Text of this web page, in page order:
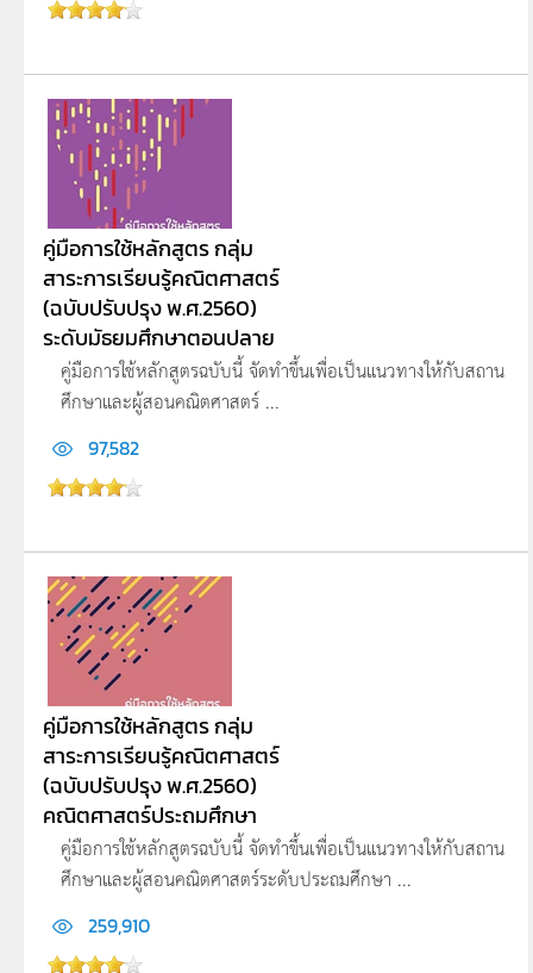
คู่มือการใช้หลักสูตร กลุ่ม
สาระการเรียนรู้คณิตศาสตร์
(ฉบับปรับปรุง พ.ศ.2560)
ระดับมัธยมศึกษาตอนปลาย
คู่มือการใช้หลักสูตรฉบับนี้ จัดทำขึ้นเพื่อเป็นแนวทางให้กับสถาน
ศึกษาและผู้สอนคณิตศาสตร์ ...
97,582
คู่มือการใช้หลักสูตร กลุ่ม
สาระการเรียนรู้คณิตศาสตร์
(ฉบับปรับปรุง พ.ศ.2560)
คณิตศาสตร์ประถมศึกษา
คู่มือการใช้หลักสูตรฉบับนี้ จัดทำขึ้นเพื่อเป็นแนวทางให้กับสถาน
ศึกษาและผู้สอนคณิตศาสตร์ระดับประถมศึกษา ...
259,910